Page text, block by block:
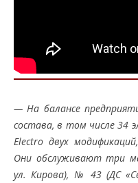
— На балансе
состава, в том числе 34
Electro двух
Они обслуживают три
ул. Кирова), № 43 (ДС